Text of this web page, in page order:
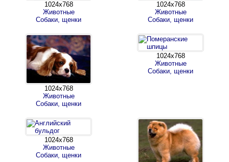
1024х768
Животные
Собаки, щенки
1024х768
Животные
Собаки, щенки
1024х768
Животные
Собаки, щенки
1024х768
Животные
Собаки, щенки
1024х768
Животные
Собаки, щенки